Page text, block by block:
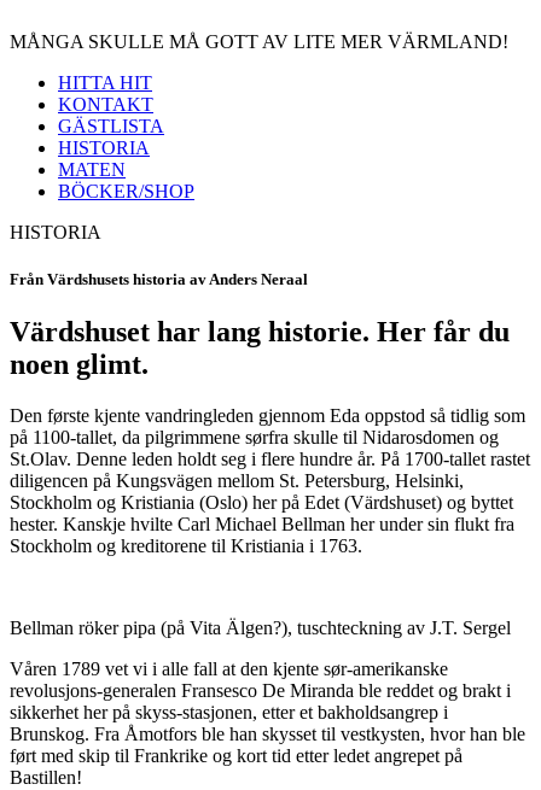
MÅNGA SKULLE MÅ GOTT AV LITE MER VÄRMLAND!
HITTA HIT
KONTAKT
GÄSTLISTA
HISTORIA
MATEN
BÖCKER/SHOP
HISTORIA
Från Värdshusets historia av Anders Neraal
Värdshuset har lang historie. Her får du
noen glimt.
Den første kjente vandringleden gjennom Eda oppstod så tidlig som
på 1100-tallet, da pilgrimmene sørfra skulle til Nidarosdomen og
St.Olav. Denne leden holdt seg i flere hundre år. På 1700-tallet rastet
diligencen på Kungsvägen mellom St. Petersburg, Helsinki,
Stockholm og Kristiania (Oslo) her på Edet (Värdshuset) og byttet
hester. Kanskje hvilte Carl Michael Bellman her under sin flukt fra
Stockholm og kreditorene til Kristiania i 1763.
Bellman röker pipa (på Vita Älgen?), tuschteckning av J.T. Sergel
Våren 1789 vet vi i alle fall at den kjente sør-amerikanske
revolusjons-generalen Fransesco De Miranda ble reddet og brakt i
sikkerhet her på skyss-stasjonen, etter et bakholdsangrep i
Brunskog. Fra Åmotfors ble han skysset til vestkysten, hvor han ble
ført med skip til Frankrike og kort tid etter ledet angrepet på
Bastillen!